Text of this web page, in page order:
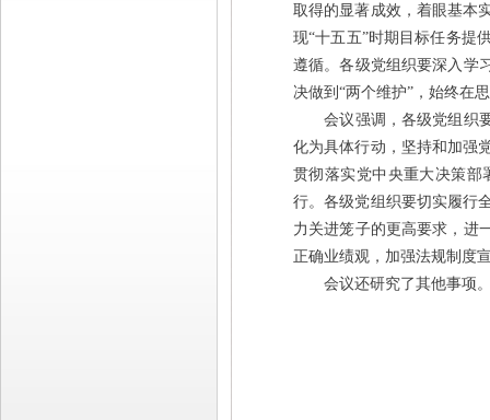
取得的显著成效，着眼基本
现“十五五”时期目标任务提
遵循。各级党组织要深入学
决做到“两个维护”，始终在
会议强调，各级党组织要
化为具体行动，坚持和加强
贯彻落实党中央重大决策部
行。各级党组织要切实履行
力关进笼子的更高要求，进
正确业绩观，加强法规制度
会议还研究了其他事项